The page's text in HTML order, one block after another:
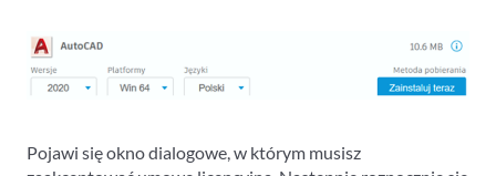
Pojawi się okno dialogowe, w którym musisz